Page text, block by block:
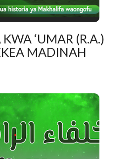
‘UMAR (R.A.)
MADINAH